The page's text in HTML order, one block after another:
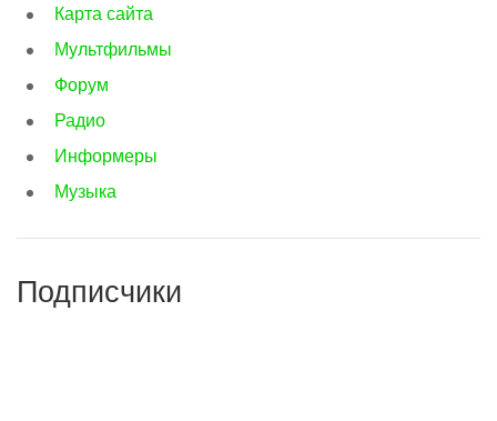
Карта сайта
Мультфильмы
Форум
Радио
Информеры
Музыка
Подписчики